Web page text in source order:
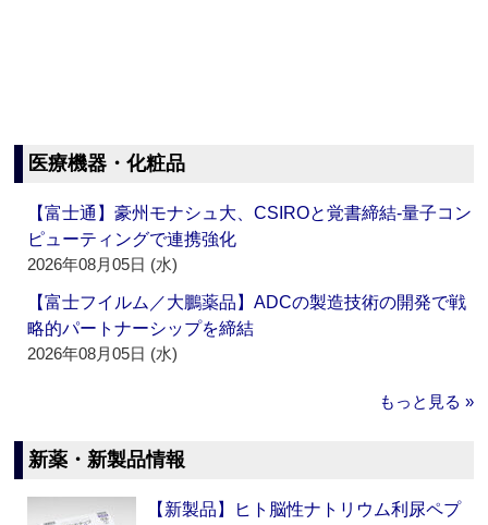
医療機器・化粧品
【富士通】豪州モナシュ大、CSIROと覚書締結‐量子コン
ピューティングで連携強化
2026年08月05日 (水)
【富士フイルム／大鵬薬品】ADCの製造技術の開発で戦
略的パートナーシップを締結
2026年08月05日 (水)
もっと見る »
新薬・新製品情報
【新製品】ヒト脳性ナトリウム利尿ペプ